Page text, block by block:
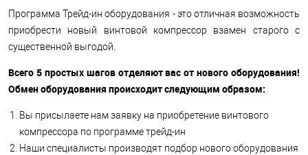
Программа Трейд-ин оборудования - это отличная возможность
приобрести новый винтовой компрессор взамен старого с
существенной выгодой.
Всего 5 простых шагов отделяют вас от нового оборудования!
Обмен оборудования происходит следующим образом:
Вы присылаете нам заявку на приобретение винтового
компрессора по программе трейд-ин
Наши специалисты производят подбор нового оборудования